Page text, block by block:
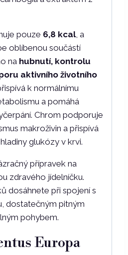
pouze 6,8 kcal, a
oblíbenou součástí
na hubnutí, kontrolu
aktivního životního
k normálnímu
a pomáhá
Chrom podporuje
makroživin a přispívá
glukózy v krvi.
přípravek na
zdravého jídelníčku.
dosáhnete při spojení s
dostatečným pitným
pohybem.
Europa